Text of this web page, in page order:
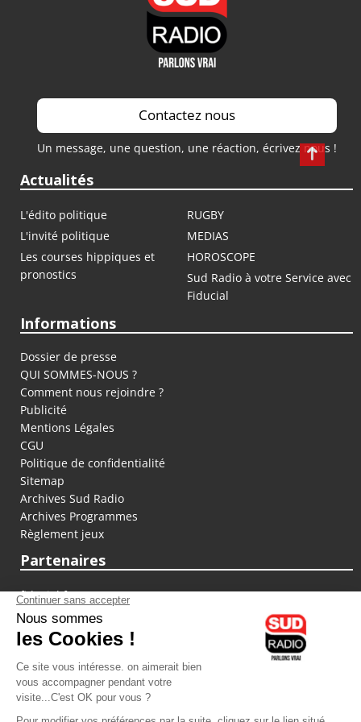
Contactez nous
Un message, une question, une réaction, écrivez nous !
Actualités
L'édito politique
RUGBY
L'invité politique
MEDIAS
Les courses hippiques et
pronostics
HOROSCOPE
Sud Radio à votre Service avec
Fiducial
Informations
Dossier de presse
QUI SOMMES-NOUS ?
Comment nous rejoindre ?
Publicité
Mentions Légales
CGU
Politique de confidentialité
Sitemap
Archives Sud Radio
Archives Programmes
Règlement jeux
Partenaires
fiducial.fr
lyoncapitale.fr
olympique-et-lyonnais.com
L'application Iphone / Android
Téléchargez l'application